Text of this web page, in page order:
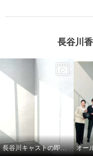
長谷川
長谷川キャストの即興ダンス